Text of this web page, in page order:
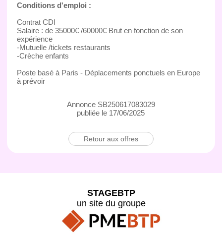
Conditions d'emploi :
Contrat CDI
Salaire : de 35000€ /60000€ Brut en fonction de son
expérience
-Mutuelle /tickets restaurants
-Crèche enfants
Poste basé à Paris - Déplacements ponctuels en Europe
à prévoir
Annonce SB250617083029
publiée le 17/06/2025
Retour aux offres
STAGEBTP
un site du groupe